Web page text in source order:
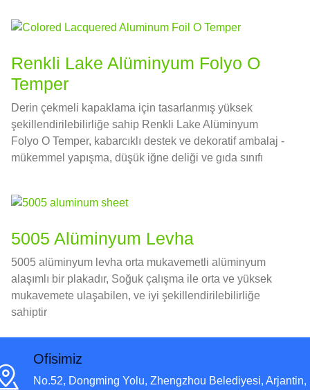
Renkli Lake Alüminyum Folyo O
Temper
Derin çekmeli kapaklama için tasarlanmış yüksek
şekillendirilebilirliğe sahip Renkli Lake Alüminyum
Folyo O Temper, kabarcıklı destek ve dekoratif ambalaj -
mükemmel yapışma, düşük iğne deliği ve gıda sınıfı
5005 Alüminyum Levha
5005 alüminyum levha orta mukavemetli alüminyum
alaşımlı bir plakadır, Soğuk çalışma ile orta ve yüksek
mukavemete ulaşabilen, ve iyi şekillendirilebilirliğe
sahiptir
Ofisimiz
No.52, Dongming Yolu, Zhengzhou Belediyesi, Arjantin,